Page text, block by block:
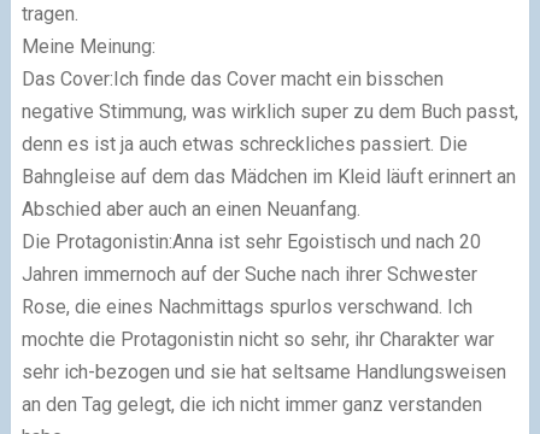
tragen.
Meine Meinung:
Das Cover:Ich finde das Cover macht ein bisschen
negative Stimmung, was wirklich super zu dem Buch passt,
denn es ist ja auch etwas schreckliches passiert. Die
Bahngleise auf dem das Mädchen im Kleid läuft erinnert an
Abschied aber auch an einen Neuanfang.
Die Protagonistin:Anna ist sehr Egoistisch und nach 20
Jahren immernoch auf der Suche nach ihrer Schwester
Rose, die eines Nachmittags spurlos verschwand. Ich
mochte die Protagonistin nicht so sehr, ihr Charakter war
sehr ich-bezogen und sie hat seltsame Handlungsweisen
an den Tag gelegt, die ich nicht immer ganz verstanden